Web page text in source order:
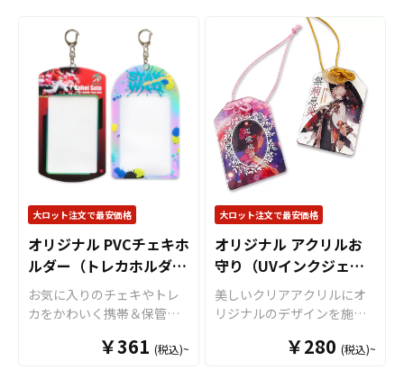
インをご入稿いただくだけ
でオリジナル商品として販
売していただくことができ
ます。国内生産で短納期、
小ロットからの製作も承っ
ておりますので、お気軽に
ご相談ください。
ーパーツもデフォルトで
「ボールチェーン（シルバ
ー）」「ナスカン」「押し
二重カン」をご用意してお
ります。販売に必要な資材
も取り揃えておりますの
で、お客様にはデザインを
ご入稿いただくだけでオリ
ジナル商品として販売して
いただくことができます。
貼り合わせのアクリルキー
ホルダーはアニメ、エンタ
メ、スポーツ、官公庁、同
人グッズなど様々な業界に
人気です。特に同人イベン
トで販売する際には、個性
テムとして注目されます。
設計で、さまざまなアイテ
ムを整理するのに便利で
す。中身の出し入れが簡単
なだけでなく、耐久性に優
れたPVC素材は水に強く、
壊れにくいため 、お手入れ
もしやすいのが特徴です。
UVインクジェットプリント
楽しむ部分と白版で鮮明に
見せる部分を組み合わせた
デザインが可能です。 クリ
ア素材を活かし、中身をあ
えて見せるデザインもおす
すめです。S、M、Lの3サイ
ズ展開で、Sサイズにはナス
カンキーホルダー、 Mサイ
ズにはカラビナが付属し、 L
ナルデザインで制作いたし
ます。 トレイの底面部分に
フルカラーでオリジナルの
デザインを印刷することが
できます。PVCのカラーは全
16色からお選びいただけま
すので、デザインに合わせ
てお選びください。PVC製
で水や汚れに強く、四隅の
スナップボタンを留めるだ
けで簡単に組み立てが完了
しますので、散らかりがち
な小物をスタイリッシュに
整理できるマルチトレイと
大ロット注文で最安価格
オリジナル PVCチェキホ
ルダー（トレカホルダ
ー）
お気に入りのチェキやトレ
カをかわいく携帯＆保管で
キホルダー（トレカホルダ
￥361 (税込)~
大ロット注文で最安価格
オリジナル アクリルお
守り（UVインクジェッ
ト印刷）
美しいクリアアクリルにオ
リジナルのデザインを施す
守り」です。 アクリルの裏
￥280 (税込)~